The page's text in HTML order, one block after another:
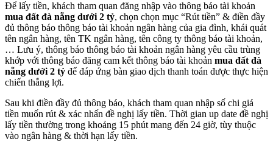
Để lấy tiền, khách tham quan đăng nhập vào thông báo tài khoản
mua đất đà nẵng dưới 2 tỷ, chọn chọn mục “Rút tiền” & điền đầy
đủ thông báo thông báo tài khoản ngân hàng của gia đình, khái quát
tên ngân hàng, tên TK ngân hàng, tên công ty thông báo tài khoản,
… Lưu ý, thông báo thông báo tài khoản ngân hàng yêu cầu trùng
khớp với thông báo đăng cam kết thông báo tài khoản mua đất đà
nẵng dưới 2 tỷ để đáp ứng bàn giao dịch thanh toán được thực hiện
chiến thắng lợi.
Sau khi điền đầy đủ thông báo, khách tham quan nhập số chi giá
tiền muốn rút & xác nhấn đề nghị lấy tiền. Thời gian up date đề nghị
lấy tiền thường trong khoảng 15 phút mang đến 24 giờ, tùy thuộc
vào ngân hàng & thời hạn lấy tiền.